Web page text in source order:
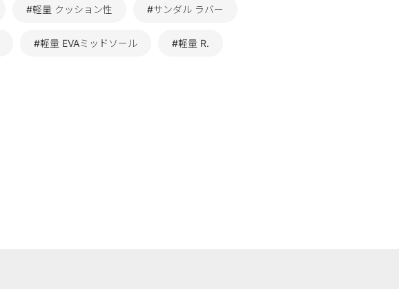
#軽量 クッション性 #サンダル ラバー
#軽量 EVAミッドソール #軽量 R.